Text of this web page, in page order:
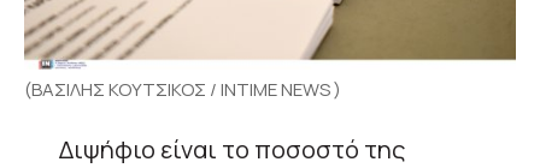
(ΒΑΣΙΛΗΣ ΚΟΥΤΣΙΚΟΣ / INTIME NEWS )
Διψήφιο είναι το ποσοστό της